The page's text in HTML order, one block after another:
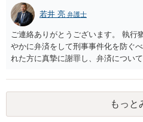
はありますか？ そこはあり得ます、
分賠償に回すことも考えられるので
若井 亮 弁護士
ご連絡ありがとうございます。 執行
やかに弁済をして刑事事件化を防ぐ
れた方に真摯に謝罪し、弁済につい
もっと